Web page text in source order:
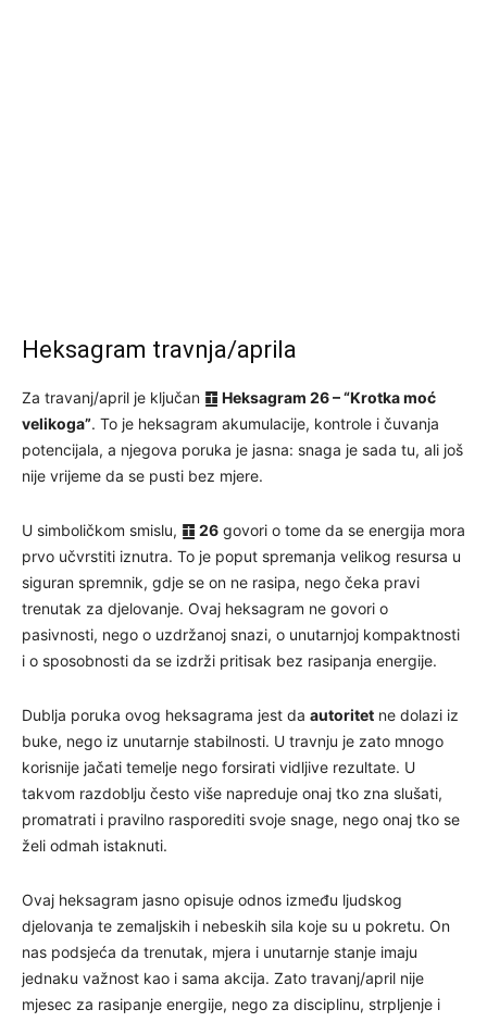
Heksagram travnja/aprila
Za travanj/april je ključan ䷚ Heksagram 26 – “Krotka moć
velikoga”. To je heksagram akumulacije, kontrole i čuvanja
potencijala, a njegova poruka je jasna: snaga je sada tu, ali još
nije vrijeme da se pusti bez mjere.
U simboličkom smislu, ䷚ 26 govori o tome da se energija mora
prvo učvrstiti iznutra. To je poput spremanja velikog resursa u
siguran spremnik, gdje se on ne rasipa, nego čeka pravi
trenutak za djelovanje. Ovaj heksagram ne govori o
pasivnosti, nego o uzdržanoj snazi, o unutarnjoj kompaktnosti
i o sposobnosti da se izdrži pritisak bez rasipanja energije.
Dublja poruka ovog heksagrama jest da autoritet ne dolazi iz
buke, nego iz unutarnje stabilnosti. U travnju je zato mnogo
korisnije jačati temelje nego forsirati vidljive rezultate. U
takvom razdoblju često više napreduje onaj tko zna slušati,
promatrati i pravilno rasporediti svoje snage, nego onaj tko se
želi odmah istaknuti.
Ovaj heksagram jasno opisuje odnos između ljudskog
djelovanja te zemaljskih i nebeskih sila koje su u pokretu. On
nas podsjeća da trenutak, mjera i unutarnje stanje imaju
jednaku važnost kao i sama akcija. Zato travanj/april nije
mjesec za rasipanje energije, nego za disciplinu, strpljenje i